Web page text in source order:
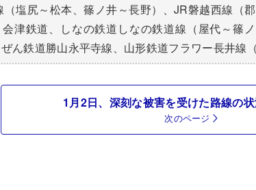
（塩尻～松本、篠ノ井～長野）、JR磐越西線（
会津鉄道、しなの鉄道しなの鉄道線（屋代～篠
ん鉄道勝山永平寺線、山形鉄道フラワー長井線
1月2日、深刻な被害を受けた路線の
次のページ